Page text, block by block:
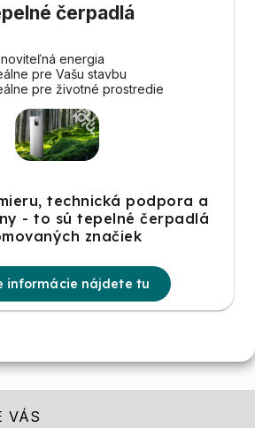
čerpadlá
energia
pre Vašu stavbu
pre životné prostredie
technická podpora a
- to sú tepelné čerpadlá
značiek
informácie nájdete tu
VÁS